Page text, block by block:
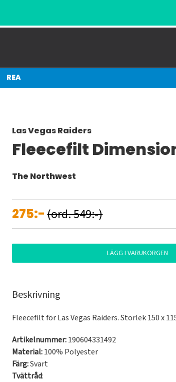
REA
Las Vegas Raiders
Fleecefilt
The Northwest
275:-(ord. 549:-)
LÄGG I VARUKORGEN
Beskrivning
Fleecefilt för Las Vegas Raiders. Storlek 150 x
Artikelnummer:190604331492
Material:100% Polyester
Färg:Svart
Tvättråd: